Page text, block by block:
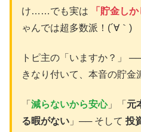
け……でも実は
「貯金し
ゃんでは超多数派！(´∀｀)
トピ主の「いますか？」
きなり付いて、本音の貯金
「 減らないから安心」「 元
る暇がない 」── そして 投